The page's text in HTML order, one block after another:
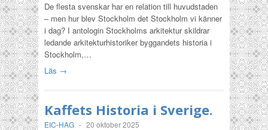
De flesta svenskar har en relation till huvudstaden
– men hur blev Stockholm det Stockholm vi känner
i dag? I antologin Stockholms arkitektur skildrar
ledande arkitekturhistoriker byggandets historia i
Stockholm,…
Läs →
Kaffets Historia i Sverige.
EIC-HAG - 20 oktober 2025